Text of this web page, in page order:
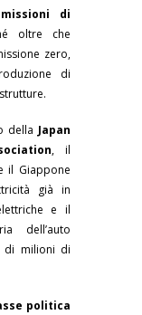
di
oltre che
zero,
di
della Japan
, il
il Giappone
già in
e il
dell’auto
di milioni di
politica